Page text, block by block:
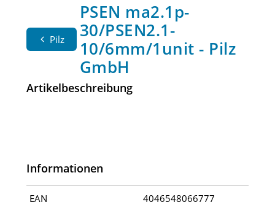
Pilz
PSEN ma2.1p-
30/PSEN2.1-
10/6mm/1unit - Pilz
GmbH
Artikelbeschreibung
Informationen
EAN 4046548066777